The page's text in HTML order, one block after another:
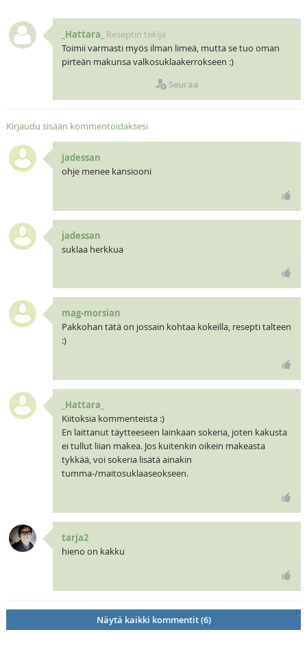
_Hattara_ Reseptin tekijä
Toimii varmasti myös ilman limeä, mutta se tuo oman
pirteän makunsa valkosuklaakerrokseen :)
Seuraa
Kirjaudu sisään kommentoidaksesi
jadessan
ohje menee kansiooni
jadessan
suklaa herkkua
mag-morsian
Pakkohan tätä on jossain kohtaa kokeilla, resepti talteen
:)
_Hattara_
Kiitoksia kommenteista :)
En laittanut täytteeseen lainkaan sokeria, joten kakusta
ei tullut liian makea. Jos kuitenkin oikein makeasta
tykkää, voi sokeria lisätä ainakin
tumma-/maitosuklaaseokseen.
tarja2
hieno on kakku
Näytä kaikki kommentit (6)